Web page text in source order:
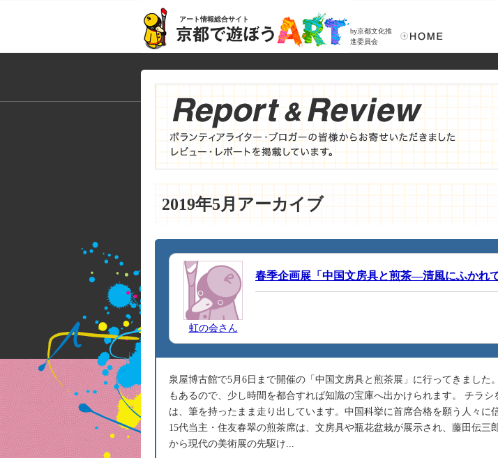
アート情報総合サイト
by京都文化推
進委員会
2019年5月アーカイブ
虹の会さん
春季企画展「中国文房具と煎茶―清風にふかれ
泉屋博古館で5月6日まで開催の「中国文房具と煎茶展」に行ってきました
もあるので、少し時間を都合すれば知識の宝庫へ出かけられます。 チラシ
は、筆を持ったまま走り出しています。中国科挙に首席合格を願う人々に
15代当主・住友春翠の煎茶席は、文房具や瓶花盆栽が展示され、藤田伝三
から現代の美術展の先駆け...